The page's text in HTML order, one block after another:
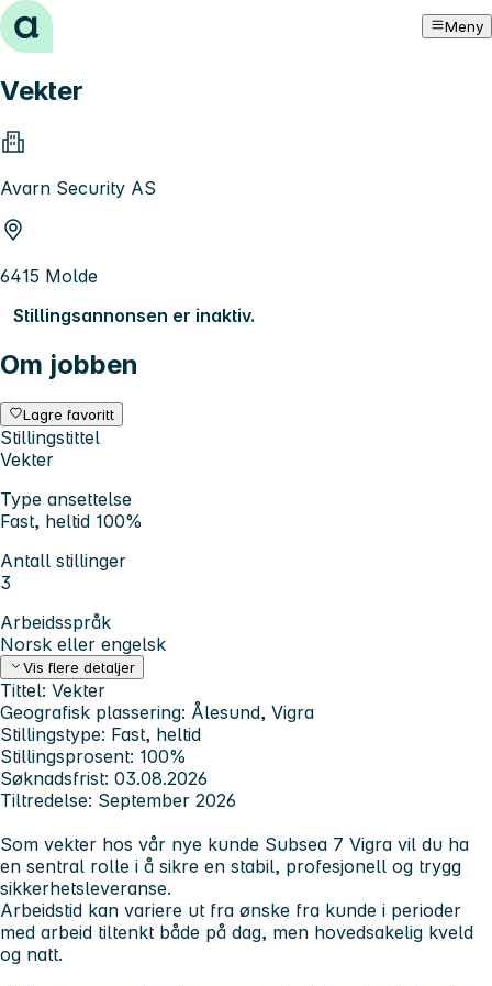
Hopp til innhold Meny
Vekter
Avarn Security AS
6415 Molde
Stillingsannonsen er inaktiv.
Om jobben
Lagre favoritt
Stillingstittel
Vekter
Type ansettelse
Fast, heltid 100%
Antall stillinger
3
Arbeidsspråk
Norsk eller engelsk
Vis flere detaljer
Tittel: Vekter
Geografisk plassering: Ålesund, Vigra
Stillingstype: Fast, heltid
Stillingsprosent: 100%
Søknadsfrist: 03.08.2026
Tiltredelse: September 2026
Som vekter hos vår nye kunde Subsea 7 Vigra vil du ha
en sentral rolle i å sikre en stabil, profesjonell og trygg
sikkerhetsleveranse.
Arbeidstid kan variere ut fra ønske fra kunde i perioder
med arbeid tiltenkt både på dag, men hovedsakelig kveld
og natt.